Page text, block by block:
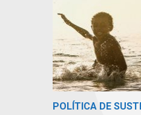
POLÍTICA DE